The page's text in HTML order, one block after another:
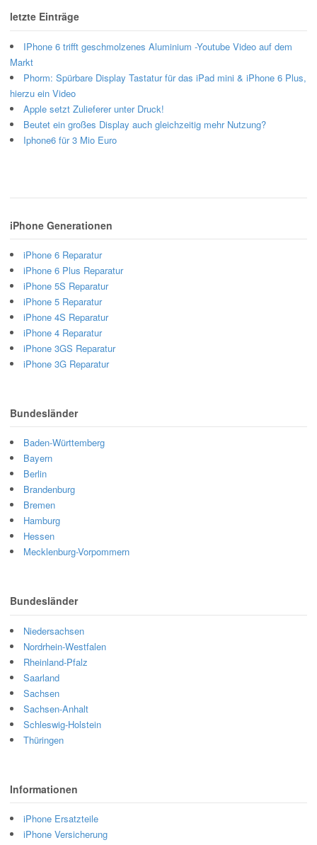
letzte Einträge
IPhone 6 trifft geschmolzenes Aluminium -Youtube Video auf dem
Markt
Phorm: Spürbare Display Tastatur für das iPad mini & iPhone 6 Plus,
hierzu ein Video
Apple setzt Zulieferer unter Druck!
Beutet ein großes Display auch gleichzeitig mehr Nutzung?
Iphone6 für 3 Mio Euro
iPhone Generationen
iPhone 6 Reparatur
iPhone 6 Plus Reparatur
iPhone 5S Reparatur
iPhone 5 Reparatur
iPhone 4S Reparatur
iPhone 4 Reparatur
iPhone 3GS Reparatur
iPhone 3G Reparatur
Bundesländer
Baden-Württemberg
Bayern
Berlin
Brandenburg
Bremen
Hamburg
Hessen
Mecklenburg-Vorpommern
Bundesländer
Niedersachsen
Nordrhein-Westfalen
Rheinland-Pfalz
Saarland
Sachsen
Sachsen-Anhalt
Schleswig-Holstein
Thüringen
Informationen
iPhone Ersatzteile
iPhone Versicherung